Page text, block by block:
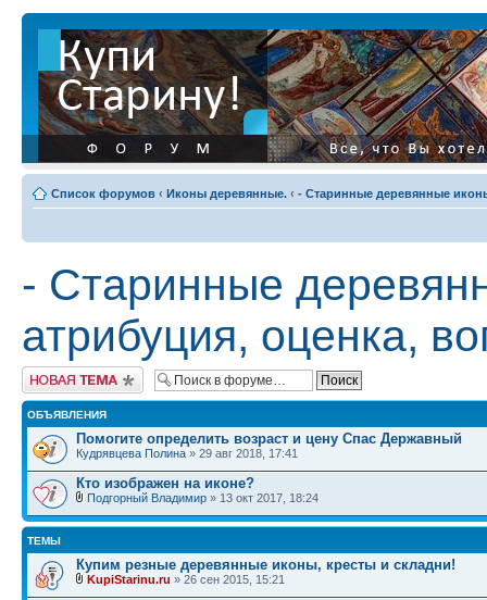
Список форумов ‹ Иконы деревянные. ‹ - Старинные деревянные
- Старинные
атрибуция, оценка,
Начать новую тему
ОБЪЯВЛЕНИЯ
Помогите определить возраст и цену Спас Державный
Кудрявцева Полина » 29 авг 2018, 17:41
Кто изображен на иконе?
Подгорный Владимир » 13 окт 2017, 18:24
ТЕМЫ
Купим резные деревянные иконы, кресты и складни!
KupiStarinu.ru » 26 сен 2015, 15:21